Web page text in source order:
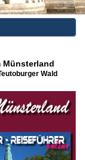
Münsterland
Wald